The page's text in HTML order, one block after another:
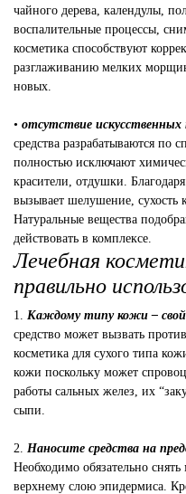
чайного дерева, календулы,
воспалительные процессы,
косметика способствуют
разглаживанию мелких
новых.
• отсутствие искусственных
средства разрабатываются по
полностью исключают
красители, отдушки.
вызывает шелушение, сухость
Натуральные вещества
действовать в комплексе.
Лечебная
правильно
1. Каждому типу кожи – свой
средство может вызвать
косметика для сухого типа
кожи поскольку может
работы сальных желез, их
сыпи.
2. Наносите средства на
Необходимо обязательно
верхнему слою эпидермиса.